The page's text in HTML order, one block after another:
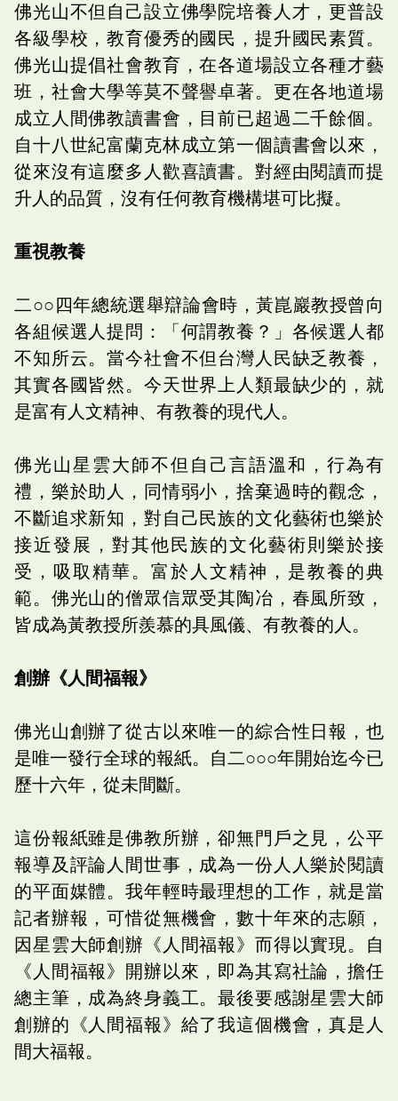
佛光山不但自己設立佛學院培養人才，更普設
各級學校，教育優秀的國民，提升國民素質。
佛光山提倡社會教育，在各道場設立各種才藝
班，社會大學等莫不聲譽卓著。更在各地道場
成立人間佛教讀書會，目前已超過二千餘個。
自十八世紀富蘭克林成立第一個讀書會以來，
從來沒有這麼多人歡喜讀書。對經由閱讀而提
升人的品質，沒有任何教育機構堪可比擬。
重視教養
二○○四年總統選舉辯論會時，黃崑巖教授曾向
各組候選人提問：「何謂教養？」各候選人都
不知所云。當今社會不但台灣人民缺乏教養，
其實各國皆然。今天世界上人類最缺少的，就
是富有人文精神、有教養的現代人。
佛光山星雲大師不但自己言語溫和，行為有
禮，樂於助人，同情弱小，捨棄過時的觀念，
不斷追求新知，對自己民族的文化藝術也樂於
接近發展，對其他民族的文化藝術則樂於接
受，吸取精華。富於人文精神，是教養的典
範。佛光山的僧眾信眾受其陶冶，春風所致，
皆成為黃教授所羨慕的具風儀、有教養的人。
創辦《人間福報》
佛光山創辦了從古以來唯一的綜合性日報，也
是唯一發行全球的報紙。自二○○○年開始迄今已
歷十六年，從未間斷。
這份報紙雖是佛教所辦，卻無門戶之見，公平
報導及評論人間世事，成為一份人人樂於閱讀
的平面媒體。我年輕時最理想的工作，就是當
記者辦報，可惜從無機會，數十年來的志願，
因星雲大師創辦《人間福報》而得以實現。自
《人間福報》開辦以來，即為其寫社論，擔任
總主筆，成為終身義工。最後要感謝星雲大師
創辦的《人間福報》給了我這個機會，真是人
間大福報。